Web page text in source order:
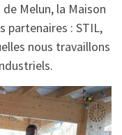
Melun, la Maison
partenaires : STIL,
nous travaillons